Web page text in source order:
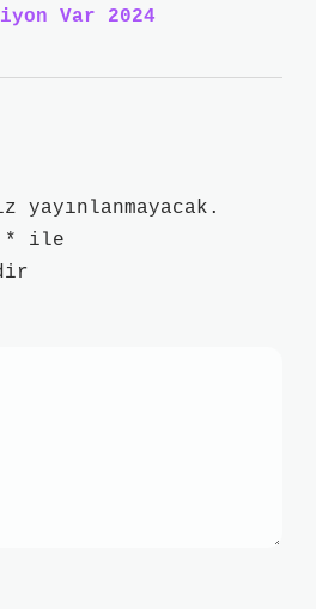
Var 2024
yayınlanmayacak.
*
ile